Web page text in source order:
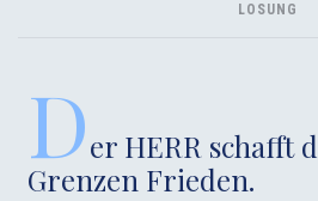
LOSUNG
Der HERR schafft
Grenzen Frieden.